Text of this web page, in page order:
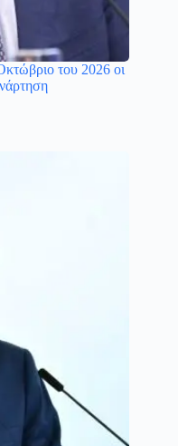
του 2026 οι